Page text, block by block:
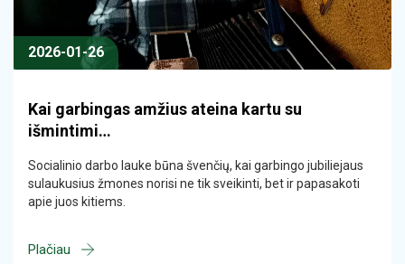
2026-01-26
Kai garbingas amžius ateina kartu su
išmintimi…
Socialinio darbo lauke būna švenčių, kai garbingo jubiliejaus
sulaukusius žmones norisi ne tik sveikinti, bet ir papasakoti
apie juos kitiems.
Plačiau